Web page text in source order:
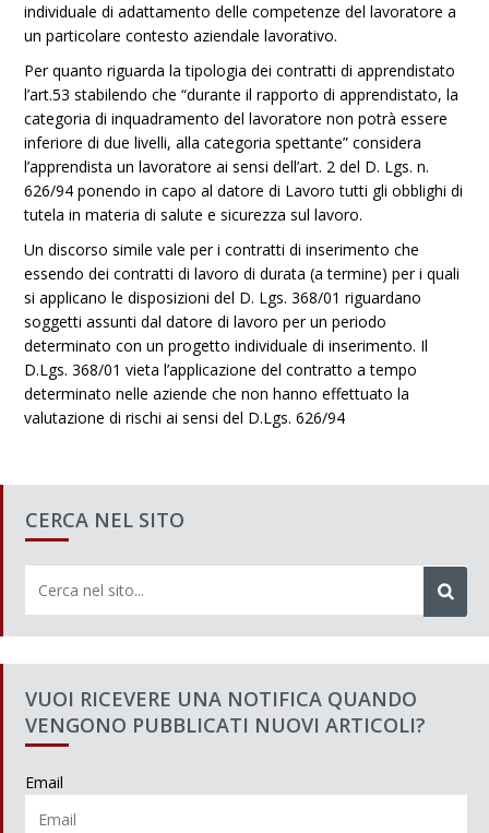
individuale di adattamento delle competenze del lavoratore a
un particolare contesto aziendale lavorativo.
Per quanto riguarda la tipologia dei contratti di apprendistato
l’art.53 stabilendo che “durante il rapporto di apprendistato, la
categoria di inquadramento del lavoratore non potrà essere
inferiore di due livelli, alla categoria spettante” considera
l’apprendista un lavoratore ai sensi dell’art. 2 del D. Lgs. n.
626/94 ponendo in capo al datore di Lavoro tutti gli obblighi di
tutela in materia di salute e sicurezza sul lavoro.
Un discorso simile vale per i contratti di inserimento che
essendo dei contratti di lavoro di durata (a termine) per i quali
si applicano le disposizioni del D. Lgs. 368/01 riguardano
soggetti assunti dal datore di lavoro per un periodo
determinato con un progetto individuale di inserimento. Il
D.Lgs. 368/01 vieta l’applicazione del contratto a tempo
determinato nelle aziende che non hanno effettuato la
valutazione di rischi ai sensi del D.Lgs. 626/94
CERCA NEL SITO
VUOI RICEVERE UNA NOTIFICA QUANDO
VENGONO PUBBLICATI NUOVI ARTICOLI?
Email